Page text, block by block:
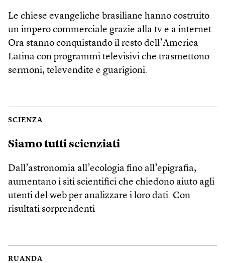
Le chiese evangeliche brasiliane hanno costruito
un impero commerciale grazie alla tv e a internet.
Ora stanno conquistando il resto dell’America
Latina con programmi televisivi che trasmettono
sermoni, televendite e guarigioni.
SCIENZA
Siamo tutti scienziati
Dall’astronomia all’ecologia fino all’epigrafia,
aumentano i siti scientifici che chiedono aiuto agli
utenti del web per analizzare i loro dati. Con
risultati sorprendenti
RUANDA